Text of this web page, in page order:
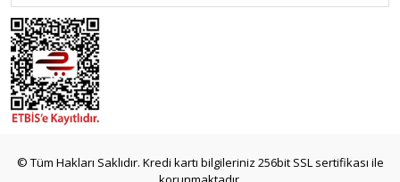
© Tüm Hakları Saklıdır. Kredi kartı bilgileriniz 256bit SSL sertifikası ile